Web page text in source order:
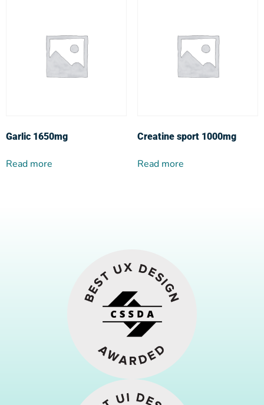
Garlic 1650mg
Read more
Creatine sport 1000mg
Read more